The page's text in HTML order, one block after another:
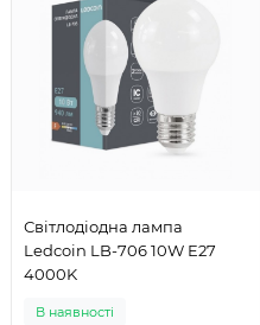
Світлодіодна лампа
Ledcoin LB-706 10W E27
4000K
В наявності